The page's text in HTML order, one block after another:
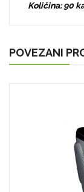
Količina: 90
POVEZANI